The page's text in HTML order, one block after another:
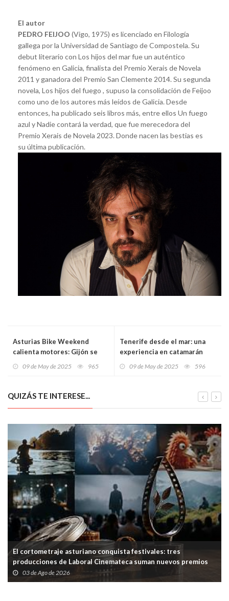
El autor
PEDRO FEIJOO (Vigo, 1975) es licenciado en Filología
gallega por la Universidad de Santiago de Compostela. Su
debut literario con Los hijos del mar fue un auténtico
fenómeno en Galicia, finalista del Premio Xerais de Novela
2011 y ganadora del Premio San Clemente 2014. Su segunda
novela, Los hijos del fuego , supuso la consolidación de Feijoo
como uno de los autores más leídos de Galicia. Desde
entonces, ha publicado seis libros más, entre ellos Un fuego
azul y Nadie contará la verdad, que fue merecedora del
Premio Xerais de Novela 2023. Donde nacen las bestias es
su última publicación.
Asturias Bike Weekend
calienta motores: Gijón se
evento del norte dedicado al
09 de May de 2025 965
Tenerife desde el mar: una
experiencia en catamarán
09 de May de 2025 596
QUIZÁS TE INTERESE...
El cortometraje asturiano conquista festivales: tres
producciones de Laboral Cinemateca suman nuevos premios
03 de Ago de 2026